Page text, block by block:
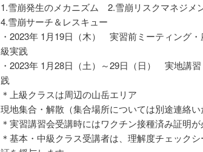
1.雪崩発生のメカニズム 2.雪崩リスクマネジ
4.雪崩サーチ＆レスキュー
・2023年 1月19日（木） 実習前ミーティン
級実践
・2023年 1月28日（土）～29日（日） 実地
践
＊上級クラスは周辺の山岳エリア
現地集合・解散（集合場所については別途連絡い
＊実習講習会受講時にはワクチン接種済み証明が
＊基本・中級クラス受講者は、理解度チェック